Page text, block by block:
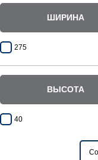
ШИРИНА
275
ВЫСОТА
40